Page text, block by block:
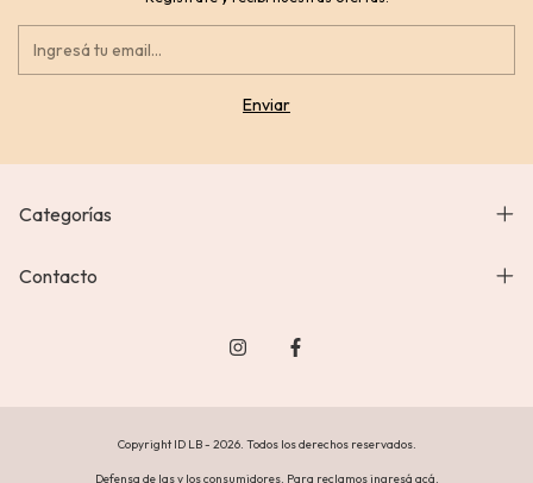
Categorías
Contacto
Copyright ID LB - 2026. Todos los derechos reservados.
Defensa de las y los consumidores. Para reclamosingresá acá.